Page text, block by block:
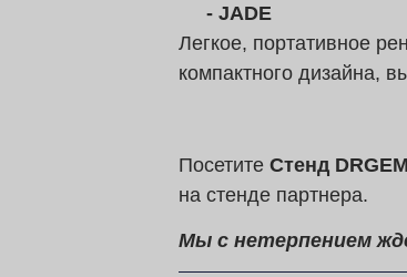
- JADE
Легкое, портативное
компактного дизайна,
ПосетитеСтенд
на стенде партнера.
Мы с нетерпением